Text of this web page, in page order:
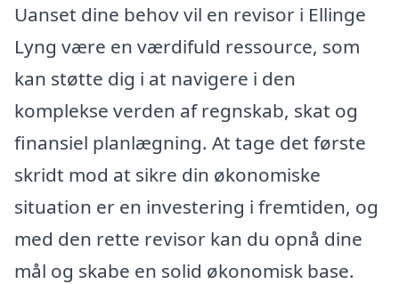
Uanset dine behov vil en revisor i Ellinge
Lyng være en værdifuld ressource, som
kan støtte dig i at navigere i den
komplekse verden af regnskab, skat og
finansiel planlægning. At tage det første
skridt mod at sikre din økonomiske
situation er en investering i fremtiden, og
med den rette revisor kan du opnå dine
mål og skabe en solid økonomisk base.